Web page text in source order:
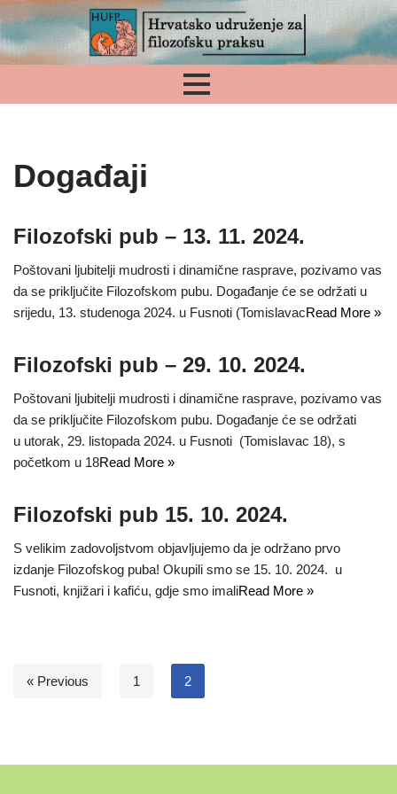
Skip
to
Događaji
Filozofski pub – 13. 11. 2024.
Poštovani ljubitelji mudrosti i dinamične rasprave, pozivamo vas
da se priključite Filozofskom pubu. Događanje će se održati u
srijedu, 13. studenoga 2024. u Fusnoti (TomislavacRead More »
Filozofski pub – 29. 10. 2024.
Poštovani ljubitelji mudrosti i dinamične rasprave, pozivamo vas
da se priključite Filozofskom pubu. Događanje će se održati
u utorak, 29. listopada 2024. u Fusnoti (Tomislavac 18), s
početkom u 18Read More »
Filozofski pub 15. 10. 2024.
S velikim zadovoljstvom objavljujemo da je održano prvo
izdanje Filozofskog puba! Okupili smo se 15. 10. 2024. u
Fusnoti, knjižari i kafiću, gdje smo imaliRead More »
« Previous 1 2